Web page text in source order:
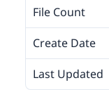
File Count
Create Date
Last Updated